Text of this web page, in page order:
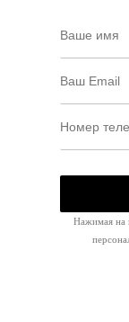
Нажимая на